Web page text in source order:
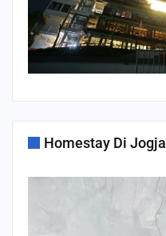
Homestay Di Jogja